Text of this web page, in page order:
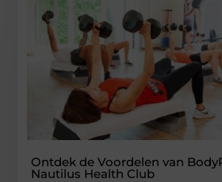
Ontdek de Voordelen van
Nautilus Health Club